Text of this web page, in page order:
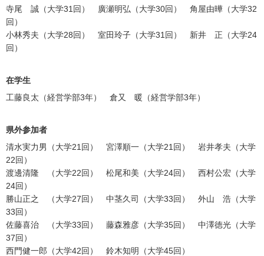
寺尾 誠（大学31回） 廣瀬明弘（大学30回） 角屋由曄（大学32
回）
小林秀夫（大学28回） 室田玲子（大学31回） 新井 正（大学24
回）
在学生
工藤良太（経営学部3年） 倉又 暖（経営学部3年）
県外参加者
清水実力男（大学21回） 宮澤順一（大学21回） 岩井孝夫（大学
22回）
渡邊清隆 （大学22回） 松尾和美（大学24回） 西村公宏（大学
24回）
勝山正之 （大学27回） 中茎久司（大学33回） 外山 浩（大学
33回）
佐藤喜治 （大学33回） 藤森雅彦（大学35回） 中澤徳光（大学
37回）
西門健一郎（大学42回） 鈴木知明（大学45回）